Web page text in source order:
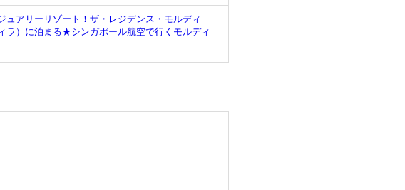
ュアリーリゾート！ザ・レジデンス・モルディ
ラ）に泊まる★シンガポール航空で行くモルディ